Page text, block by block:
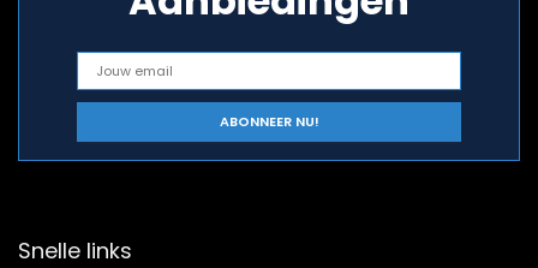
Snelle links